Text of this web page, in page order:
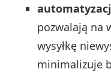
pozwalają na
wysyłkę
minimalizuje